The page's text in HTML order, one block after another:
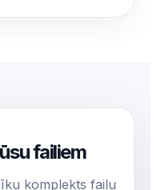
failiem
komplekts failu